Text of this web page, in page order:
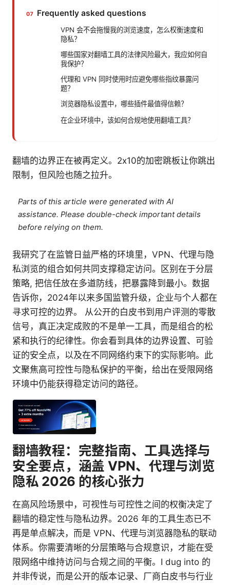
Frequently asked questions
VPN 会不会拖慢我的浏览速度，怎么权衡速度和
隐私？
哪些国家对翻墙工具的法律风险最大，我应如何自
我保护？
代理和 VPN 同时使用时应避免哪些指纹暴露问
题？
浏览器隐私设置中，哪些插件最值得信赖？
在企业环境中，该如何合规地使用翻墙工具？
翻墙的边界正在被再定义。2x10的加密跳板让你跳出
限制，但风险也随之拉升。
Parts of this article were generated with AI
assistance. Please double-check important details
before relying on them.
我研究了在监管日益严格的环境里，VPN、代理与隐
私浏览的组合如何共同支撑稳定访问。区别在于分层
策略, 把信任放在多道防线，把暴露降到最小。数据
告诉你，2024年以来多国监管升级，企业与个人都在
寻求可控的边界。 从公开的白皮书到用户评测的零散
信号，真正决定成败的不是单一工具，而是组合的松
紧和执行的纪律性。你会看到具体的边界设置、可验
证的安全点，以及在不同网络约束下的实际影响。此
文聚焦高可控性与隐私保护的平衡，给出在受限网络
环境中仍能获得稳定访问的路径。
翻墙教程：完整指南、工具选择与
安全要点，涵盖 VPN、代理与浏览
隐私 2026 的核心张力
在高风险场景中，可视性与可控性之间的权衡决定了
翻墙的稳定性与隐私边界。2026 年的工具生态已不
再是单点解决，而是 VPN、代理与浏览器隐私的联动
体系。你需要清晰的分层策略与合规意识，才能在受
限网络中维持访问与合规之间的平衡。I dug into 的
并非传说，而是公开的版本记录、厂商白皮书与行业